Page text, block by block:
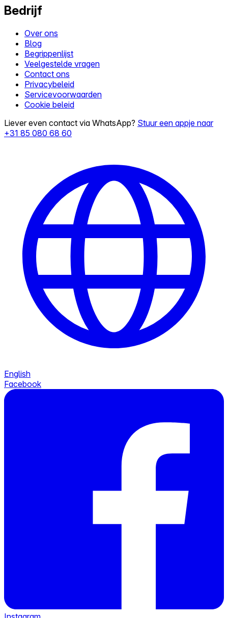
Bedrijf
Over ons
Blog
Begrippenlijst
Veelgestelde vragen
Contact ons
Privacybeleid
Servicevoorwaarden
Cookie beleid
Liever even contact via WhatsApp? Stuur een appje naar
+31 85 080 68 60
English
Facebook